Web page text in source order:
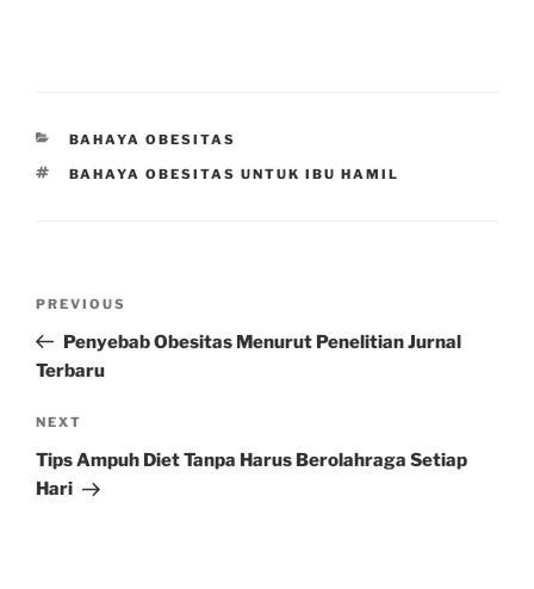
CATEGORIES
BAHAYA OBESITAS
TAGS
BAHAYA OBESITAS UNTUK IBU HAMIL
Previous
Post
PREVIOUS
Penyebab Obesitas Menurut Penelitian Jurnal
Terbaru
Next
Post
NEXT
Tips Ampuh Diet Tanpa Harus Berolahraga Setiap
Hari